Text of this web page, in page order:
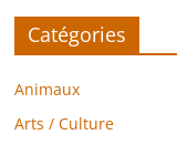
Catégories
Animaux
Arts / Culture